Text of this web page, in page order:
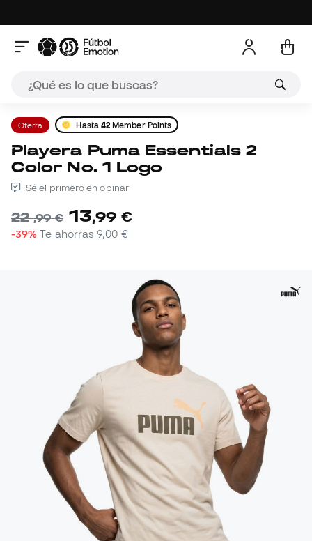
Oferta Hasta 42 Member Points
Playera Puma Essentials 2
Color No. 1 Logo
Sé el primero en opinar
22,99 € 13,99 €
-39% Te ahorras9,00 €